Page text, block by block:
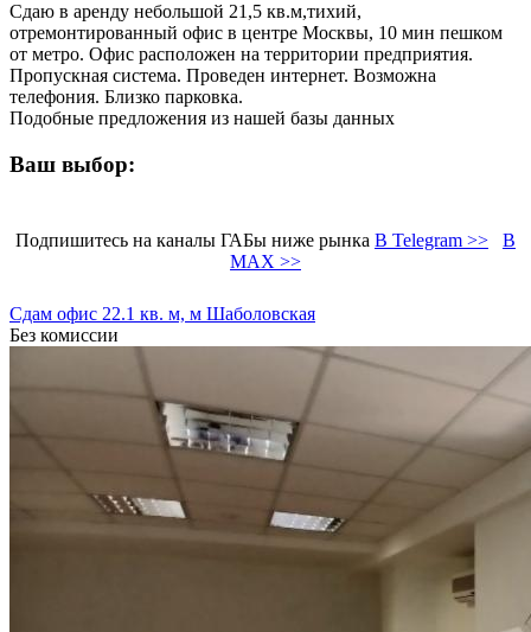
Сдаю в аренду небольшой 21,5 кв.м,тихий,
отремонтированный офис в центре Москвы, 10 мин пешком
от метро. Офис расположен на территории предприятия.
Пропускная система. Проведен интернет. Возможна
телефония. Близко парковка.
Подобные предложения из нашей базы данных
Ваш выбор:
Подпишитесь на каналы ГАБы ниже рынка В Telegram >>
В
MAX >>
Сдам офис 22.1 кв. м, м Шаболовская
Без комиссии